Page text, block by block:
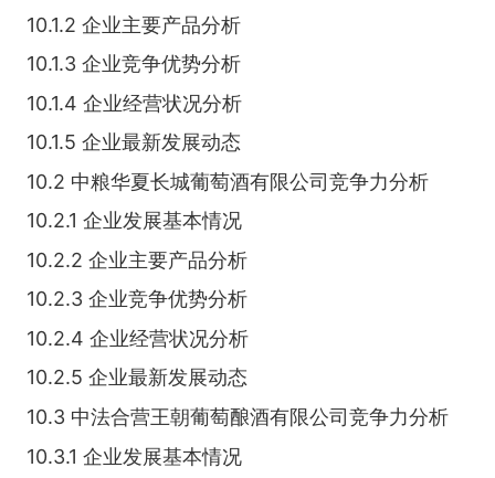
10.1.2 企业主要产品分析
10.1.3 企业竞争优势分析
10.1.4 企业经营状况分析
10.1.5 企业最新发展动态
10.2 中粮华夏长城葡萄酒有限公司竞争力分析
10.2.1 企业发展基本情况
10.2.2 企业主要产品分析
10.2.3 企业竞争优势分析
10.2.4 企业经营状况分析
10.2.5 企业最新发展动态
10.3 中法合营王朝葡萄酿酒有限公司竞争力分析
10.3.1 企业发展基本情况